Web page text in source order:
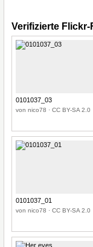
Verifizierte
0101037_03
von nico78 · CC BY-SA 2.0
0101037_01
von nico78 · CC BY-SA 2.0